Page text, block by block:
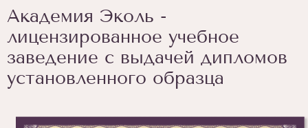
Академия Эколь -
лицензированное учебное
заведение с выдачей дипломов
установленного образца